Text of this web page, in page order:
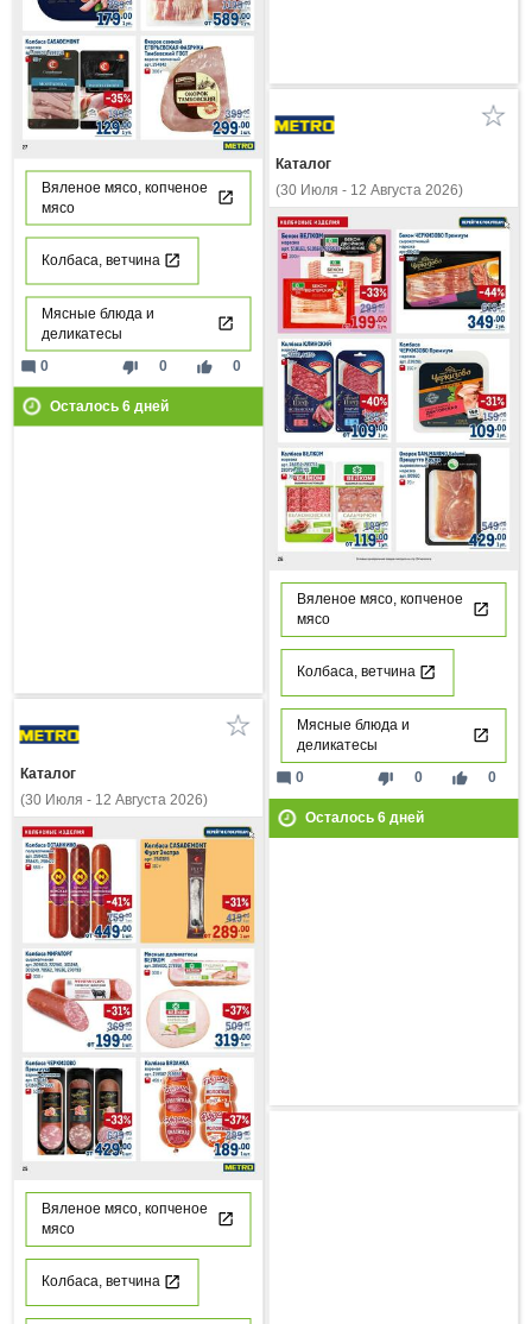
Вяленое мясо, копченое
мясо
Колбаса, ветчина
Мясные блюда и
деликатесы
thumb_down 0 thumb_up 0
mode_comment 0
Осталось 6дней
Каталог
(30 Июля - 12 Августа 2026)
Вяленое мясо, копченое
мясо
Колбаса, ветчина
Мясные блюда и
деликатесы
thumb_down 0 thumb_up 0
mode_comment 0
Осталось 6дней
Каталог
(30 Июля - 12 Августа 2026)
Вяленое мясо, копченое
мясо
Колбаса, ветчина